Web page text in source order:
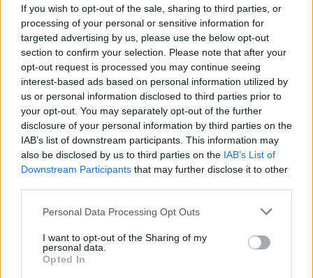
If you wish to opt-out of the sale, sharing to third parties, or
processing of your personal or sensitive information for
targeted advertising by us, please use the below opt-out
section to confirm your selection. Please note that after your
opt-out request is processed you may continue seeing
interest-based ads based on personal information utilized by
us or personal information disclosed to third parties prior to
your opt-out. You may separately opt-out of the further
disclosure of your personal information by third parties on the
IAB’s list of downstream participants. This information may
also be disclosed by us to third parties on the IAB’s List of
Downstream Participants that may further disclose it to other
Personal Data Processing Opt Outs
I want to opt-out of the Sharing of my
personal data.
Opted In
I
O R
C
Símbolo de califórnio:
C
F
O Argent que cantava com os Zombies:
R
O
D
Como é chamado o ensino a distância
E
A
D
A Diane que fotografava modelos marginalizados:
R B U
S